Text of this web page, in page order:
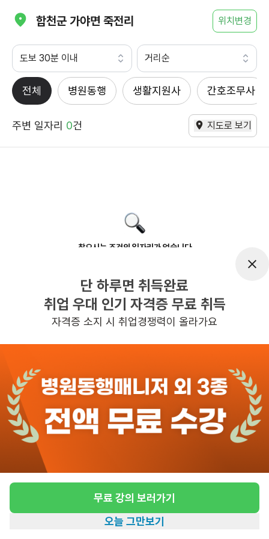
합천군 가야면 죽전리 위치변경
도보 30분 이내 거리순
전체 병원동행 생활지원사 간호조무사
주변 일자리 0건 지도로 보기
찾으시는 조건의 일자리가 없습니다
반경 3KM 이내의 일자리 확인하기
단 하루면 취득완료
취업 우대 인기 자격증 무료 취득
자격증 소지 시 취업경쟁력이 올라가요
무료 강의 보러가기
오늘 그만보기